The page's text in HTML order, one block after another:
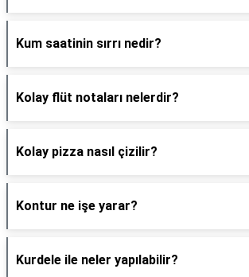
Kum saatinin sırrı nedir?
Kolay flüt notaları nelerdir?
Kolay pizza nasıl çizilir?
Kontur ne işe yarar?
Kurdele ile neler yapılabilir?